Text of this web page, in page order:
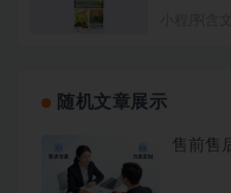
随机文章展示
售前售